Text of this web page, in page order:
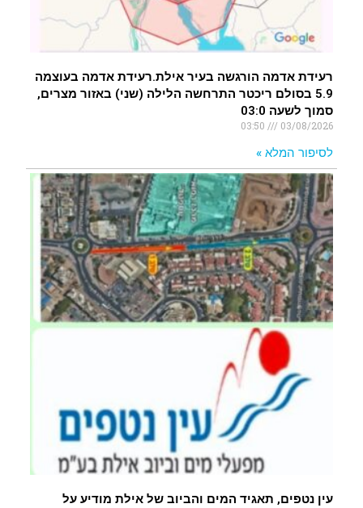
רעידת אדמה הורגשה בעיר אילת.רעידת אדמה בעוצמה
5.9 בסולם ריכטר התרחשה הלילה (שני) באזור מצרים,
סמוך לשעה 03:0
03/08/2026
לסיפור המלא »
עין נטפים, תאגיד המים והביוב של אילת מודיע על